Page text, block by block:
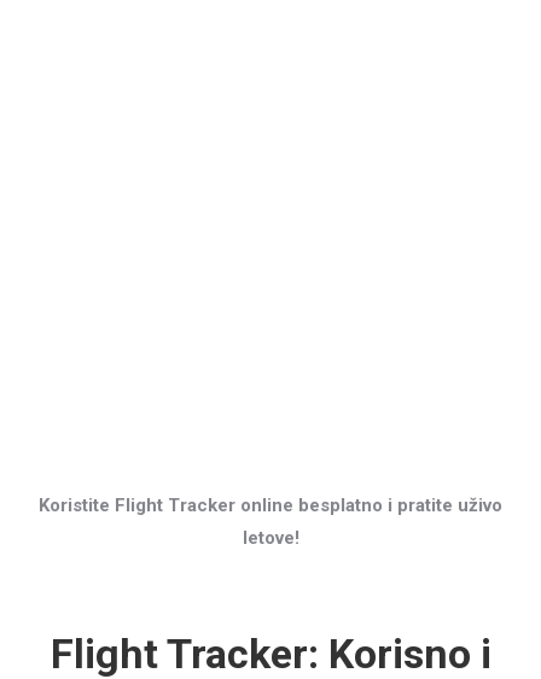
Koristite Flight Tracker online besplatno i pratite uživo
letove!
Flight Tracker: Korisno i